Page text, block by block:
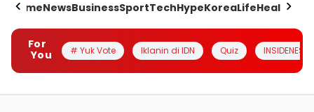
HomeNewsBusinessSportTechHypeKoreaLifeHealth
For
You
# Yuk Vote Iklanin di IDN Quiz INSIDENESIA